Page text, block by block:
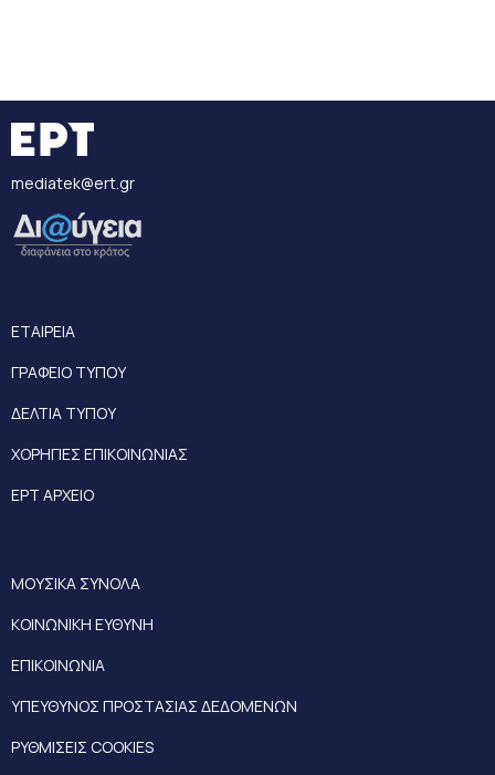
mediatek@ert.gr
ΕΤΑΙΡΕΙΑ
ΓΡΑΦΕΙΟ ΤΥΠΟΥ
ΔΕΛΤΙΑ ΤΥΠΟΥ
ΧΟΡΗΓΙΕΣ ΕΠΙΚΟΙΝΩΝΙΑΣ
ΕΡΤ ΑΡΧΕΙΟ
ΜΟΥΣΙΚΑ ΣΥΝΟΛΑ
ΚΟΙΝΩΝΙΚΗ ΕΥΘΥΝΗ
ΕΠΙΚΟΙΝΩΝΙΑ
ΥΠΕΥΘΥΝΟΣ ΠΡΟΣΤΑΣΙΑΣ ΔΕΔΟΜΕΝΩΝ
ΡΥΘΜΙΣΕΙΣ COOKIES